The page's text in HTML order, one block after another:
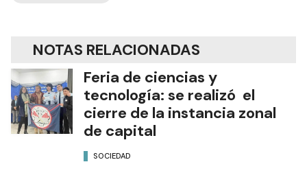
NOTAS RELACIONADAS
Feria de ciencias y
tecnología: se realizó el
cierre de la instancia zonal
de capital
SOCIEDAD